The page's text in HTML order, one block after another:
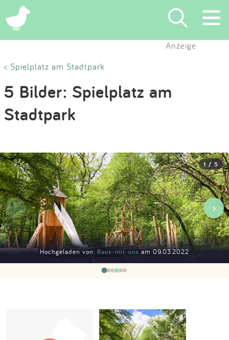
×
Suchen
Eintragen
Blog
Partner
Kontakt
Impressum
Anmelden
Anzeige
< Spielplatz am Stadtpark
5 Bilder: Spielplatz am
Stadtpark
Hochgeladen von: Raus-mit-unsam 09.03.2022
1 / 5
‹ ›